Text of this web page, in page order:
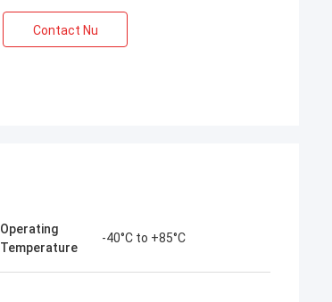
Contact Nu
Operating
Temperature
-40°C to +85°C